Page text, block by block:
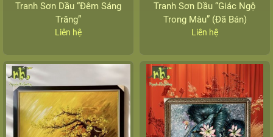
Tranh Sơn Dầu “Đêm Sáng
Trăng”
Liên hệ
Tranh Sơn Dầu “Giác Ngộ
Trong Màu” (Đã Bán)
Liên hệ